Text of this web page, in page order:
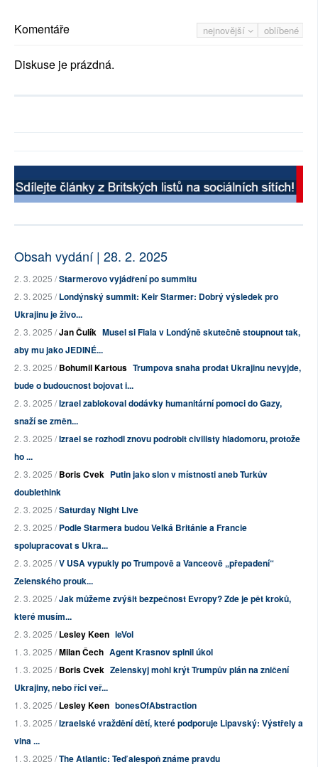
nejnovější oblíbené
Komentáře
Diskuse je prázdná.
Obsah vydání | 28. 2. 2025
2. 3. 2025 /Starmerovo vyjádření po summitu
2. 3. 2025 /Londýnský summit: Keir Starmer: Dobrý výsledek pro
Ukrajinu je živo...
2. 3. 2025 /Jan Čulík Musel si Fiala v Londýně skutečně stoupnout tak,
aby mu jako JEDINÉ...
2. 3. 2025 /Bohumil Kartous Trumpova snaha prodat Ukrajinu nevyjde,
bude o budoucnost bojovat i...
2. 3. 2025 /Izrael zablokoval dodávky humanitární pomoci do Gazy,
snaží se změn...
2. 3. 2025 /Izrael se rozhodl znovu podrobit civilisty hladomoru, protože
ho ...
2. 3. 2025 /Boris Cvek Putin jako slon v místnosti aneb Turkův
doublethink
2. 3. 2025 /Saturday Night Live
2. 3. 2025 /Podle Starmera budou Velká Británie a Francie
spolupracovat s Ukra...
2. 3. 2025 /V USA vypukly po Trumpově a Vanceově „přepadení“
Zelenského prouk...
2. 3. 2025 /Jak můžeme zvýšit bezpečnost Evropy? Zde je pět kroků,
které musím...
2. 3. 2025 /Lesley Keen leVol
1. 3. 2025 /Milan Čech Agent Krasnov splnil úkol
1. 3. 2025 /Boris Cvek Zelenskyj mohl krýt Trumpův plán na zničení
Ukrajiny, nebo říci veř...
1. 3. 2025 /Lesley Keen bonesOfAbstraction
1. 3. 2025 /Izraelské vraždění dětí, které podporuje Lipavský: Výstřely a
vlna ...
1. 3. 2025 /The Atlantic: Teď alespoň známe pravdu